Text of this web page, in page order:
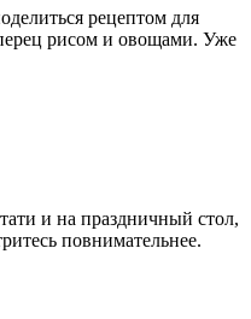
рецептом для
рисом и овощами. Уже
и на праздничный стол,
повнимательнее.